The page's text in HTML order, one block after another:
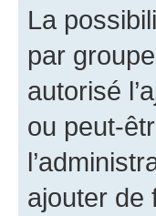
La
par
autorisé
ou peut-
ajouter de